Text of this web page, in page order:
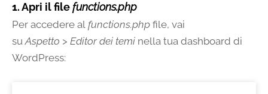
1. Apri il filefunctions.php
Per accedere al functions.php file, vai
suAspetto > Editor dei temi nella tua dashboard di
WordPress: